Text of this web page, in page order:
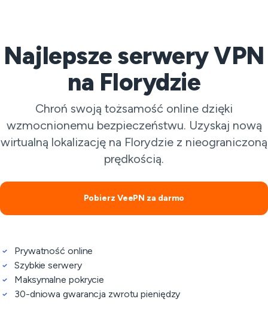
Najlepsze serwery VPN
na Florydzie
Chroń swoją tożsamość online dzięki
wzmocnionemu bezpieczeństwu. Uzyskaj nową
wirtualną lokalizację na Florydzie z nieograniczoną
prędkością.
Pobierz VeePN za darmo
Prywatność online
Szybkie serwery
Maksymalne pokrycie
30-dniowa gwarancja zwrotu pieniędzy